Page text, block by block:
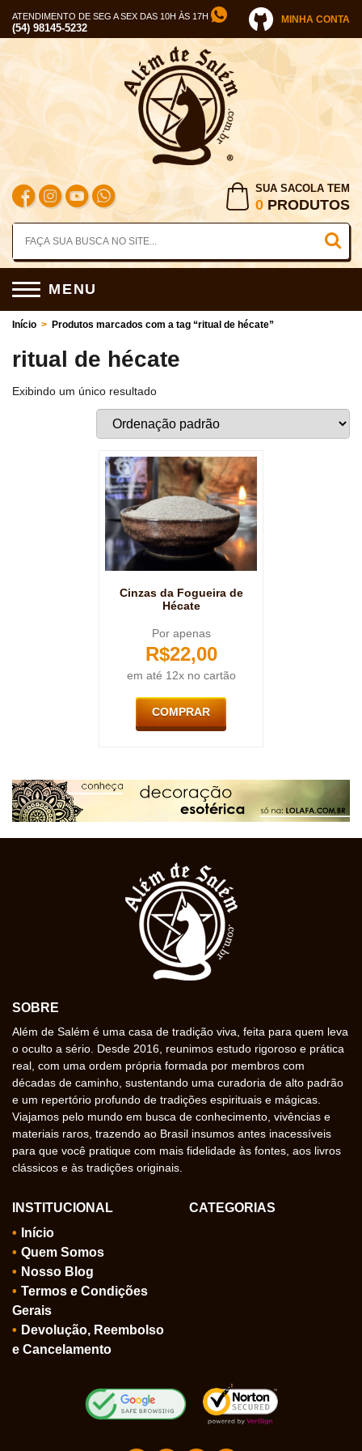
ATENDIMENTO DE SEG A SEX DAS 10H ÀS 17H
(54) 98145-5232
MINHA CONTA
SUA SACOLA TEM
0 PRODUTOS
MENU
Início > Produtos marcados com a tag “ritual de hécate”
ritual de hécate
Exibindo um único resultado
Cinzas da Fogueira de
Hécate
Por apenas
R$22,00
em até 12x no cartão
COMPRAR
SOBRE
Além de Salém é uma casa de tradição viva, feita para quem leva
o oculto a sério. Desde 2016, reunimos estudo rigoroso e prática
real, com uma ordem própria formada por membros com
décadas de caminho, sustentando uma curadoria de alto padrão
e um repertório profundo de tradições espirituais e mágicas.
Viajamos pelo mundo em busca de conhecimento, vivências e
materiais raros, trazendo ao Brasil insumos antes inacessíveis
para que você pratique com mais fidelidade às fontes, aos livros
clássicos e às tradições originais.
INSTITUCIONAL
Início
Quem Somos
Nosso Blog
Termos e Condições
Gerais
Devolução, Reembolso
e Cancelamento
CATEGORIAS